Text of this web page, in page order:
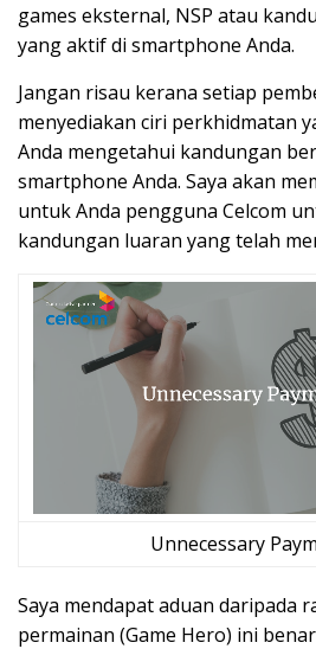
games eksternal, NSP atau
yang aktif di smartphone Anda.
Jangan risau kerana setiap
menyediakan ciri perkhidmatan
Anda mengetahui kandungan
smartphone Anda. Saya akan
untuk Anda pengguna Celcom
kandungan luaran yang telah
Unnecessary
Saya mendapat aduan daripada
permainan (Game Hero) ini